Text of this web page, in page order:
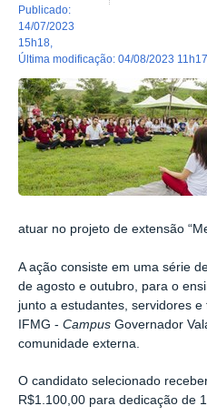
publicado:
14/07/2023
15h18
última modificação: 04/08/2023 11h17
atuar no projeto de extensão
A ação consiste em uma série
de agosto e outubro, para o
junto a estudantes, servidores
IFMG - Campus Governador
comunidade externa.
O candidato selecionado
R$1.100,00 para dedicação de